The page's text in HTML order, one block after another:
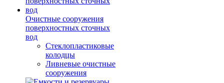
Очистные сооружения
поверхностных сточных
вод
Стеклопластиковые
колодцы
Ливневые очистные
сооружения